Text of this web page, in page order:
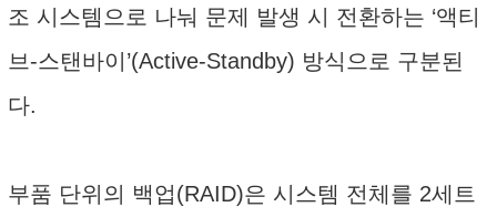
조 시스템으로 나눠 문제 발생 시 전환하는 ‘액티
브-스탠바이’(Active-Standby) 방식으로 구분된
다.
부품 단위의 백업(RAID)은 시스템 전체를 2세트